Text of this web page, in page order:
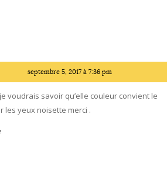
septembre 5, 2017 à 7:36 pm
voudrais savoir qu’elle couleur convient le
les yeux noisette merci .